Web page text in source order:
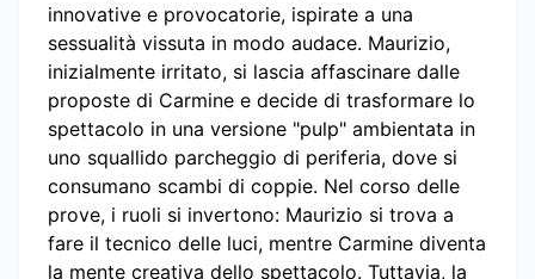
innovative e provocatorie, ispirate a una
sessualità vissuta in modo audace. Maurizio,
inizialmente irritato, si lascia affascinare dalle
proposte di Carmine e decide di trasformare lo
spettacolo in una versione "pulp" ambientata in
uno squallido parcheggio di periferia, dove si
consumano scambi di coppie. Nel corso delle
prove, i ruoli si invertono: Maurizio si trova a
fare il tecnico delle luci, mentre Carmine diventa
la mente creativa dello spettacolo. Tuttavia, la